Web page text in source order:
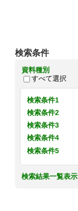
検索条件
資料種別
すべて選択
検索条件1
検索条件2
検索条件3
検索条件4
検索条件5
検索結果一覧表示